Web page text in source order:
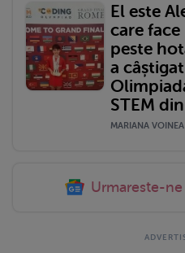
El este
care
peste
a
STEM
MARIANA
Urmareste-